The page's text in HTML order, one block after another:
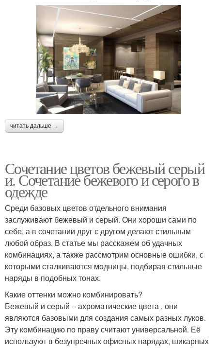
читать дальше →
Сочетание цветов бежевый серый
и. Сочетание бежевого и серого в
одежде
Среди базовых цветов отдельного внимания
заслуживают бежевый и серый. Они хороши сами по
себе, а в сочетании друг с другом делают стильным
любой образ. В статье мы расскажем об удачных
комбинациях, а также рассмотрим основные ошибки, с
которыми сталкиваются модницы, подбирая стильные
наряды в подобных тонах.
Какие оттенки можно комбинировать?
Бежевый и серый – ахроматические цвета , они
являются базовыми для создания самых разных луков.
Эту комбинацию по праву считают универсальной. Её
используют в безупречных офисных нарядах, шикарных